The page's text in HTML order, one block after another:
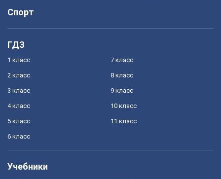
Спорт
ГДЗ
1 класс
2 класс
3 класс
4 класс
5 класс
6 класс
7 класс
8 класс
9 класс
10 класс
11 класс
Учебники